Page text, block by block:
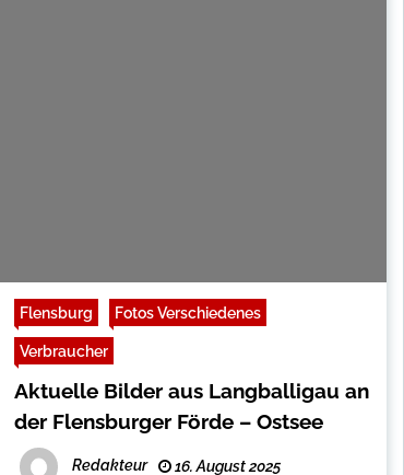
Flensburg Fotos Verschiedenes
Verbraucher
Aktuelle Bilder aus Langballigau an
der Flensburger Förde – Ostsee
Redakteur 16. August 2025